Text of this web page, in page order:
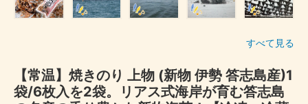
すべて見る
【常温】焼きのり 上物 (新物 伊勢 答志島産)1
袋/6枚入を2袋。リアス式海岸が育む答志島